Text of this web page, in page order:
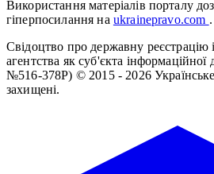
Використання матеріалів порталу
гіперпосилання на ukrainepravo.com .
Свідоцтво про державну реєстрацію
агентства як суб'єкта інформаційної
№516-378Р) © 2015 - 2026
захищені.